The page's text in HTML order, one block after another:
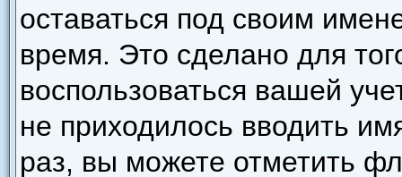
оставаться под своим
время. Это сделано для
воспользоваться вашей
не приходилось вводить
раз, вы можете отметить